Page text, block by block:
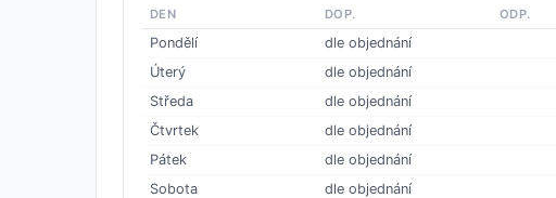
DEN DOP. ODP.
Pondělí
dle objednání
Úterý
dle objednání
Středa
dle objednání
Čtvrtek
dle objednání
Pátek
dle objednání
Sobota
dle objednání